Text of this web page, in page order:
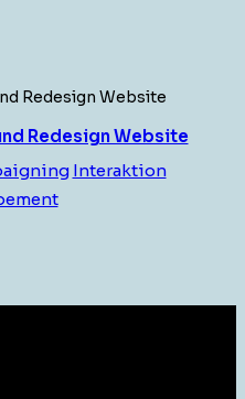
Redesign Website
Interaktion